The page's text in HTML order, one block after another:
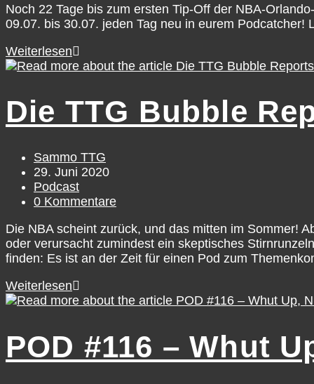
Noch 22 Tage bis zum ersten Tip-Off der NBA-
09.07. bis 30.07. jeden Tag neu in eurem Podcatcher!
WeiterlesenDie
tägliche
NBA
Bubble
Die TTG Bubble
Beitrags-
Autor:
Sammo TTG
Beitrag
veröffentlicht:
29. Juni 2020
Beitrags-
Kategorie:
Podcast
Beitrags-
0 Kommentare
Die NBA scheint zurück, und das mitten im Sommer!
oder verursacht zumindest ein skeptisches
finden: Es ist an der Zeit für einen Pod zum
WeiterlesenDie
TTG
–
Macht
POD #116 – Whut